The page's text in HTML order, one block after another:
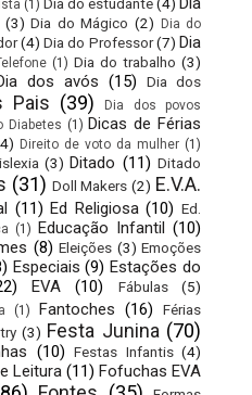
(1)
(3) Dia do Mágico (2)
Dia do
(4) Dia do Professor (7) Dia
(1) Dia do trabalho (3)
dos avós (15)
Dia dos
Pais (39)
Dia dos povos
Diabetes (1) Dicas de Férias
Direito de voto da mulher (1)
(3) Ditado (11) Ditado
(31) Doll Makers (2) E.V.A.
(11) Ed Religiosa (10) Ed.
(1) Educação Infantil (10)
(8) Eleições (3) Emoções
Especiais (9) Estações do
EVA (10) Fábulas (5)
(1) Fantoches (16)
Férias
(3) Festa Junina (70)
(10) Festas Infantis (4)
Leitura (11) Fofuchas EVA